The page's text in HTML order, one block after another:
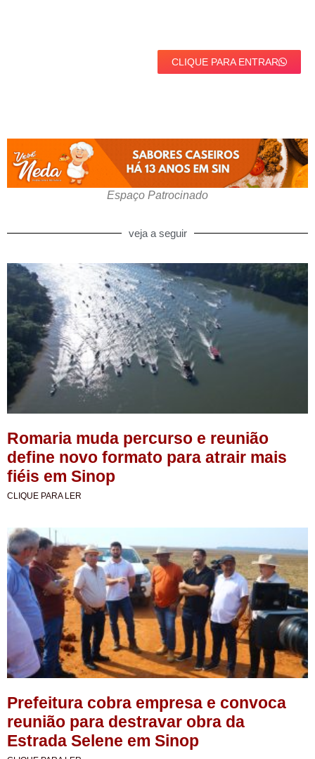
CLIQUE PARA ENTRAR
Espaço Patrocinado
veja a seguir
Romaria muda percurso e reunião
define novo formato para atrair mais
fiéis em Sinop
CLIQUE PARA LER
Prefeitura cobra empresa e convoca
reunião para destravar obra da
Estrada Selene em Sinop